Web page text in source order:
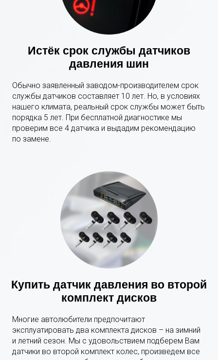
Истёк срок службы датчиков
давления шин
Обычно заявленный заводом-производителем срок
службы датчиков составляет 10 лет. Но, в условиях
нашего климата, реальный срок службы может быть
порядка 5 лет. При бесплатной диагностике мы
проверим все 4 датчика и выдадим рекомендацию
по замене.
Купить датчик давления во второй
комплект дисков
Многие автолюбители предпочитают
эксплуатировать два комплекта дисков – на зимний
и летний сезон. Мы с удовольствием подберем Вам
датчики во второй комплект колес, произведем все